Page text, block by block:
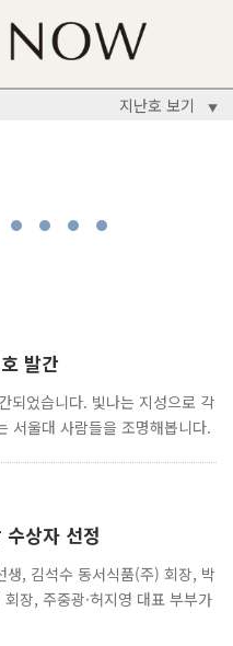
지난호 보기 ▼
발간
되었습니다. 빛나는 지성으로 각
서울대 사람들을 조명해봅니다.
상자 선정
, 김석수 동서식품(주) 회장, 박
장, 주중광·허지영 대표 부부가